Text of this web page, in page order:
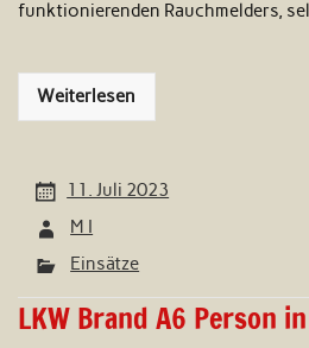
funktionierenden Rauchmelders,
Weiterlesen
11. Juli 2023
M I
Einsätze
LKW Brand A6 Person